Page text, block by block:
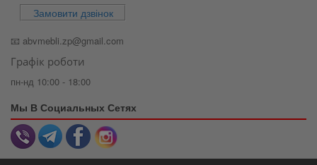
Замовити дзвінок
📧 abvmebli.zp@gmail.com
Графік роботи
пн-нд 10:00 - 18:00
Мы В Социальных Сетях